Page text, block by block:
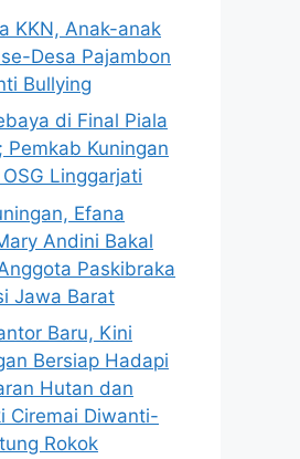
KKN, Anak-anak
Desa Pajambon
Bullying
di Final Piala
Kuningan
Linggarjati
Efana
Andini Bakal
Paskibraka
Jawa Barat
Baru, Kini
Bersiap Hadapi
Hutan dan
Ciremai Diwanti-
Rokok